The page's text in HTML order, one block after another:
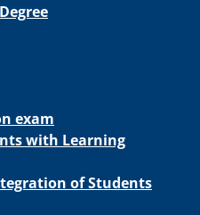
exam
with Learning
of Students